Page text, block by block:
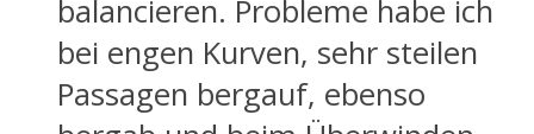
balancieren. Probleme habe ich
bei engen Kurven, sehr steilen
Passagen bergauf, ebenso